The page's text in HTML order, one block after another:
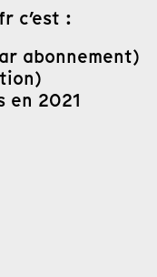
c’est :
abonnement)
2021